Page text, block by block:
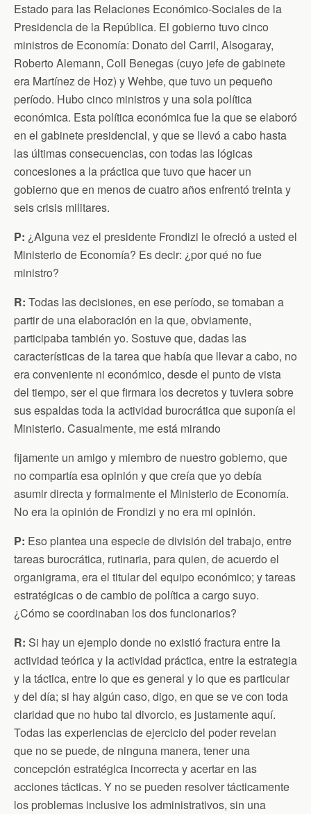
Estado para las Relaciones Económico-Sociales de la
Presidencia de la República. El gobierno tuvo cinco
ministros de Economía: Donato del Carril, Alsogaray,
Roberto Alemann, Coll Benegas (cuyo jefe de gabinete
era Martínez de Hoz) y Wehbe, que tuvo un pequeño
período. Hubo cinco ministros y una sola política
económica. Esta política económica fue la que se elaboró
en el gabinete presidencial, y que se llevó a cabo hasta
las últimas consecuencias, con todas las lógicas
concesiones a la práctica que tuvo que hacer un
gobierno que en menos de cuatro años enfrentó treinta y
seis crisis militares.
P: ¿Alguna vez el presidente Frondizi le ofreció a usted el
Ministerio de Economía? Es decir: ¿por qué no fue
ministro?
R: Todas las decisiones, en ese período, se tomaban a
partir de una elaboración en la que, obviamente,
participaba también yo. Sostuve que, dadas las
características de la tarea que había que llevar a cabo, no
era conveniente ni económico, desde el punto de vista
del tiempo, ser el que firmara los decretos y tuviera sobre
sus espaldas toda la actividad burocrática que suponía el
Ministerio. Casualmente, me está mirando
fijamente un amigo y miembro de nuestro gobierno, que
no compartía esa opinión y que creía que yo debía
asumir directa y formalmente el Ministerio de Economía.
No era la opinión de Frondizi y no era mi opinión.
P: Eso plantea una especie de división del trabajo, entre
tareas burocrática, rutinaria, para quien, de acuerdo el
organigrama, era el titular del equipo económico; y tareas
estratégicas o de cambio de política a cargo suyo.
¿Cómo se coordinaban los dos funcionarios?
R: Si hay un ejemplo donde no existió fractura entre la
actividad teórica y la actividad práctica, entre la estrategia
y la táctica, entre lo que es general y lo que es particular
y del día; si hay algún caso, digo, en que se ve con toda
claridad que no hubo tal divorcio, es justamente aquí.
Todas las experiencias de ejercicio del poder revelan
que no se puede, de ninguna manera, tener una
concepción estratégica incorrecta y acertar en las
acciones tácticas. Y no se pueden resolver tácticamente
los problemas inclusive los administrativos, sin una